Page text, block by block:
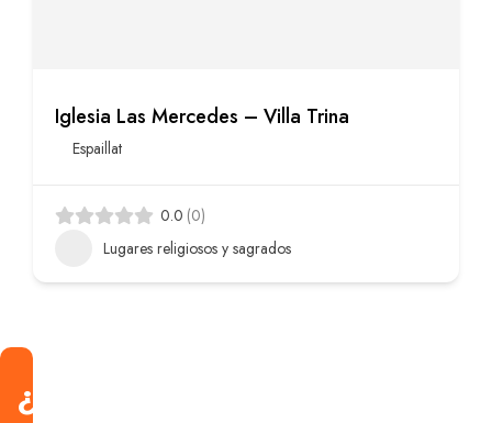
Iglesia Las Mercedes – Villa Trina
Espaillat
0.0 (0)
Lugares religiosos y sagrados
¿Estás